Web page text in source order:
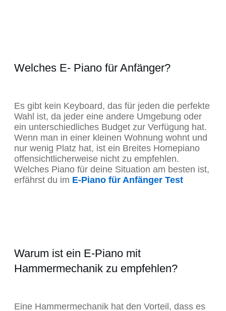
Welches E- Piano für Anfänger?
Es gibt kein Keyboard, das für jeden die perfekte
Wahl ist, da jeder eine andere Umgebung oder
ein unterschiedliches Budget zur Verfügung hat.
Wenn man in einer kleinen Wohnung wohnt und
nur wenig Platz hat, ist ein Breites Homepiano
offensichtlicherweise nicht zu empfehlen.
Welches Piano für deine Situation am besten ist,
erfährst du im E-Piano für Anfänger Test
Warum ist ein E-Piano mit
Hammermechanik zu empfehlen?
Eine Hammermechanik hat den Vorteil, dass es